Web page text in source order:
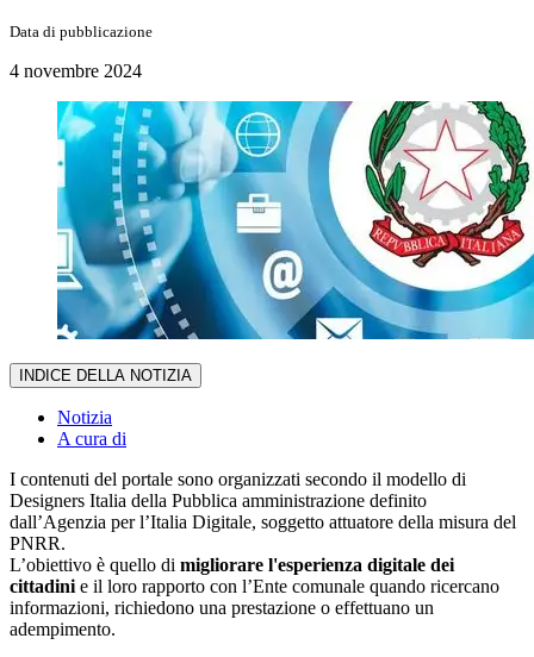
Data di pubblicazione
4 novembre 2024
INDICE DELLA NOTIZIA
Notizia
A cura di
I contenuti del portale sono organizzati secondo il modello di
Designers Italia della Pubblica amministrazione definito
dall’Agenzia per l’Italia Digitale, soggetto attuatore della misura del
PNRR.
L’obiettivo è quello di migliorare l'esperienza digitale dei
cittadini e il loro rapporto con l’Ente comunale quando ricercano
informazioni, richiedono una prestazione o effettuano un
adempimento.